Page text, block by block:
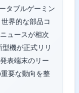
タブルゲーミン
界的な部品コ
ュースが相次
機が正式リリ
表端末のリー
要な動向を整